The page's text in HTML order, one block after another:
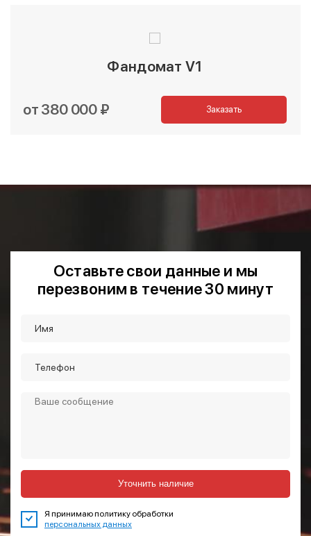
Фандомат V1
от 380 000 ₽ Заказать
Оставьте свои данные и мы
перезвоним в течение 30 минут
Уточнить наличие
Я принимаю политику обработки
персональных данных